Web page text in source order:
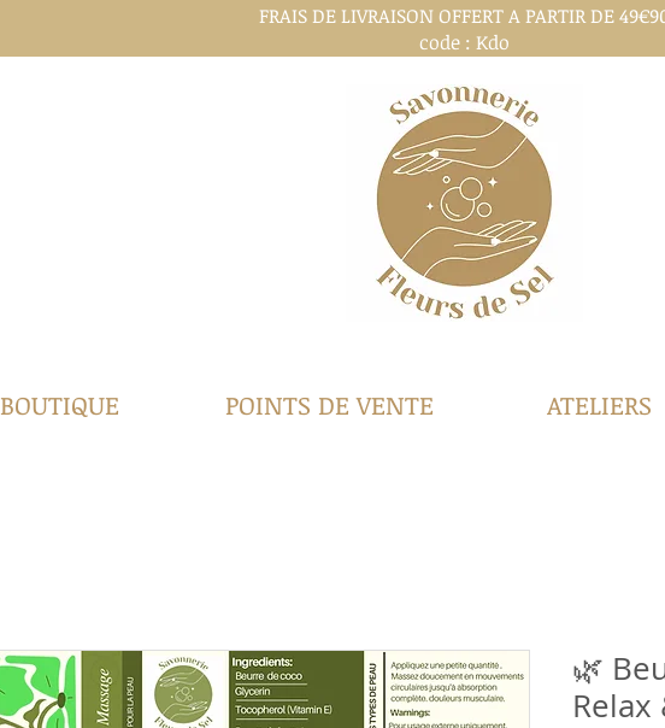
FRAIS DE LIVRAISON OFFERT A PARTIR DE
code : Kdo
BOUTIQUE POINTS DE VENTE ATELIERS
🌿